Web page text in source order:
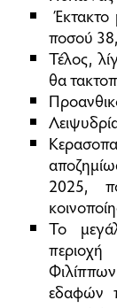
Έκτακτο
ποσού
Τέλος,
θα
2025,
Το
εδαφών